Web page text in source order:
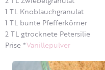
1 TL Knoblauchgranulat
1 TL bunte Pfefferkörner
2 TL gtrocknete Petersilie
Prise *Vanillepulver